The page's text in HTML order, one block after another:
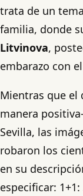
trata de un
familia, donde
Litvinova,
embarazo con
Mientras que el
manera
Sevilla, las
robaron los
en su
especificar: 1+1: